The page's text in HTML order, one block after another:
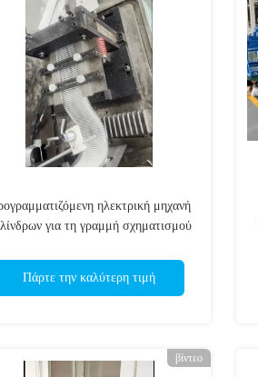
ηλεκτρική μηχανή
για τη γραμμή σχηματισμού
Πάρτε την καλύτερη τιμή
βίντεο